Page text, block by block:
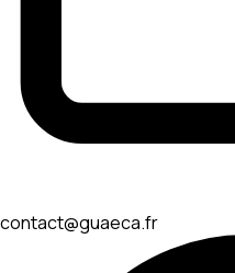
contact@guaeca.fr